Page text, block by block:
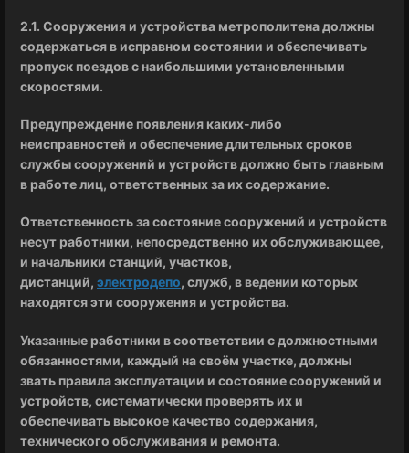
2.1. Сооружения и устройства метрополитена должны
содержаться в исправном состоянии и обеспечивать
пропуск поездов с наибольшими установленными
скоростями.
Предупреждение появления каких-либо
неисправностей и обеспечение длительных сроков
службы сооружений и устройств должно быть главным
в работе лиц, ответственных за их содержание.
Ответственность за состояние сооружений и устройств
несут работники, непосредственно их обслуживающее,
и начальники станций, участков,
дистанций, электродепо, служб, в ведении которых
находятся эти сооружения и устройства.
Указанные работники в соответствии с должностными
обязанностями, каждый на своём участке, должны
звать правила эксплуатации и состояние сооружений и
устройств, систематически проверять их и
обеспечивать высокое качество содержания,
технического обслуживания и ремонта.